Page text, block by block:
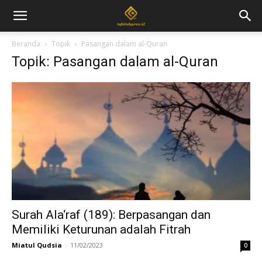
Beranda Topik Pasangan dalam al-Quran
Topik: Pasangan dalam al-Quran
Surah Ala‘raf (189): Berpasangan dan
Memiliki Keturunan adalah Fitrah
Miatul Qudsia - 11/02/2023 0